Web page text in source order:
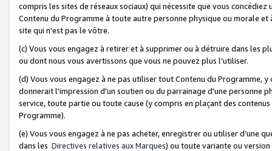
compris les sites de réseaux sociaux) qui nécessite que vous
Contenu du Programme à toute autre personne physique ou morale
site qui n'est pas le vôtre.
(c) Vous vous engagez à retirer et à supprimer ou à détruire dans les
ou dont nous vous avertissons que vous ne pouvez plus l'utiliser.
(d) Vous vous engagez à ne pas utiliser tout Contenu du Programme,
donnerait l'impression d'un soutien ou du parrainage d'une personne
service, toute partie ou toute cause (y compris en plaçant des
Programme).
(e) Vous vous engagez à ne pas acheter, enregistrer ou utiliser d’une
dans les Directives relatives aux Marques) ou toute variante ou